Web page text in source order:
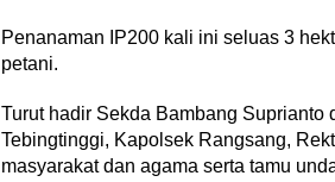
Penanaman IP200 kali ini seluas 3
petani.
Turut hadir Sekda Bambang
Tebingtinggi, Kapolsek Rangsang,
masyarakat dan agama serta tamu